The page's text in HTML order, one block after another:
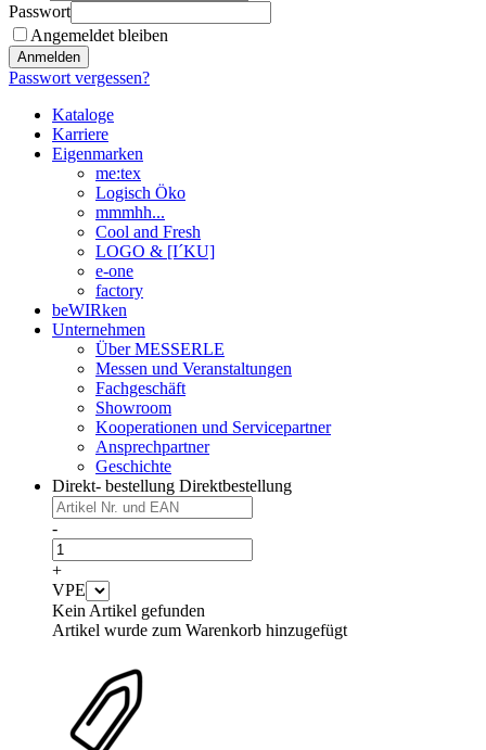
Passwort
Angemeldet bleiben
Anmelden
Passwort vergessen?
Kataloge
Karriere
Eigenmarken
me:tex
Logisch Öko
mmmhh...
Cool and Fresh
LOGO & [I´KU]
e-one
factory
beWIRken
Unternehmen
Über MESSERLE
Messen und Veranstaltungen
Fachgeschäft
Showroom
Kooperationen und Servicepartner
Ansprechpartner
Geschichte
Direkt- bestellung Direktbestellung
-
+
VPE
Kein Artikel gefunden
Artikel wurde zum Warenkorb hinzugefügt